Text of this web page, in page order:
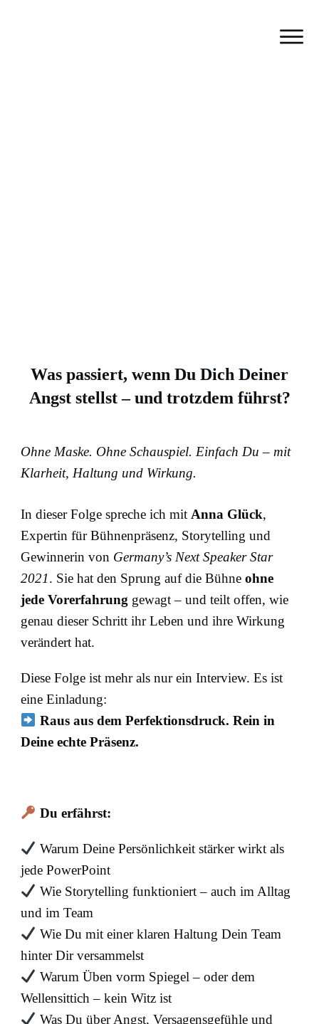
Was passiert, wenn Du Dich Deiner
Angst stellst – und trotzdem führst?
Ohne Maske. Ohne Schauspiel. Einfach Du – mit
Klarheit, Haltung und Wirkung.
In dieser Folge spreche ich mit Anna Glück,
Expertin für Bühnenpräsenz, Storytelling und
Gewinnerin von Germany’s Next Speaker Star
2021. Sie hat den Sprung auf die Bühne ohne
jede Vorerfahrung gewagt – und teilt offen, wie
genau dieser Schritt ihr Leben und ihre Wirkung
verändert hat.
Diese Folge ist mehr als nur ein Interview. Es ist
eine Einladung:
Raus aus dem Perfektionsdruck. Rein in
Deine echte Präsenz.
Du erfährst:
Warum Deine Persönlichkeit stärker wirkt als
jede PowerPoint
Wie Storytelling funktioniert – auch im Alltag
und im Team
Wie Du mit einer klaren Haltung Dein Team
hinter Dir versammelst
Warum Üben vorm Spiegel – oder dem
Wellensittich – kein Witz ist
Was Du über Angst, Versagensgefühle und